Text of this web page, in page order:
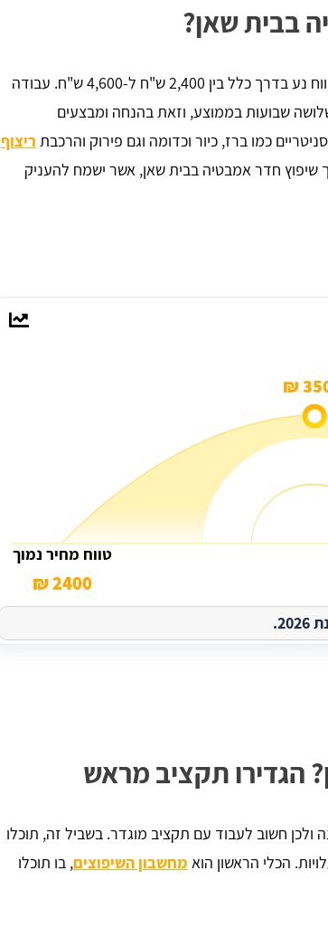
בבית שאן?
נהוג לתמחר עבודה שכזו במחיר לפי מ"ר, כאשר הטווח נע בדרך כלל בין 2,400 ש"ח ל-4,600 ש"ח. עבודה
שבועות בממוצע, וזאת בהנחה ומבצעים
כמו ברז, כיור וכדומה וגם פירוק והרכבת ריצוף
שיפוץ חדר אמבטיה בבית שאן, אשר ישמח להעניק
טווח מחיר נמוך
2400 ₪
הגדירו תקציב מראש
ולכן חשוב לעבוד עם תקציב מוגדר. בשביל זה, תוכלו
הכלי הראשון הוא מחשבון השיפוצים, בו תוכלו